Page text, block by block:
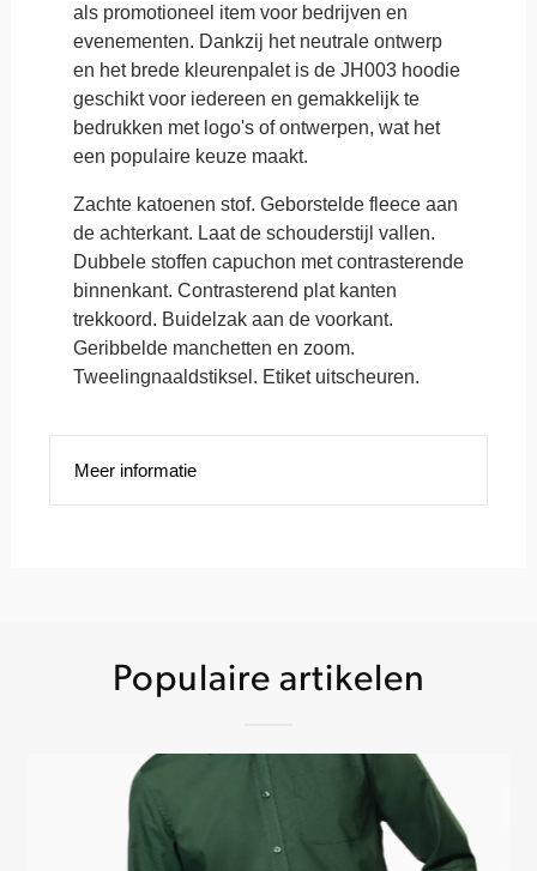
als promotioneel item voor bedrijven en
evenementen. Dankzij het neutrale ontwerp
en het brede kleurenpalet is de JH003 hoodie
geschikt voor iedereen en gemakkelijk te
bedrukken met logo's of ontwerpen, wat het
een populaire keuze maakt.
Zachte katoenen stof. Geborstelde fleece aan
de achterkant. Laat de schouderstijl vallen.
Dubbele stoffen capuchon met contrasterende
binnenkant. Contrasterend plat kanten
trekkoord. Buidelzak aan de voorkant.
Geribbelde manchetten en zoom.
Tweelingnaaldstiksel. Etiket uitscheuren.
Meer informatie
Populaire artikelen